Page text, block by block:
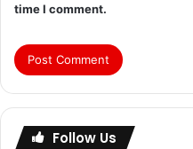
time I comment.
Follow Us